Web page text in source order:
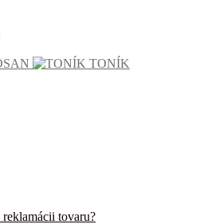
TONÍK
tovaru?